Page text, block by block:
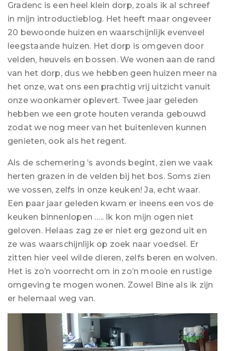
Gradenc is een heel klein dorp, zoals ik al schreef
in mijn introductieblog. Het heeft maar ongeveer
20 bewoonde huizen en waarschijnlijk evenveel
leegstaande huizen. Het dorp is omgeven door
velden, heuvels en bossen. We wonen aan de rand
van het dorp, dus we hebben geen huizen meer na
het onze, wat ons een prachtig vrij uitzicht vanuit
onze woonkamer oplevert. Twee jaar geleden
hebben we een grote houten veranda gebouwd
zodat we nog meer van het buitenleven kunnen
genieten, ook als het regent.
Als de schemering ’s avonds begint, zien we vaak
herten grazen in de velden bij het bos. Soms zien
we vossen, zelfs in onze keuken! Ja, echt waar.
Een paar jaar geleden kwam er ineens een vos de
keuken binnenlopen ….. Ik kon mijn ogen niet
geloven. Helaas zag ze er niet erg gezond uit en
ze was waarschijnlijk op zoek naar voedsel. Er
zitten hier veel wilde dieren, zelfs beren en wolven.
Het is zo’n voorrecht om in zo’n mooie en rustige
omgeving te mogen wonen. Zowel Bine als ik zijn
er helemaal weg van.